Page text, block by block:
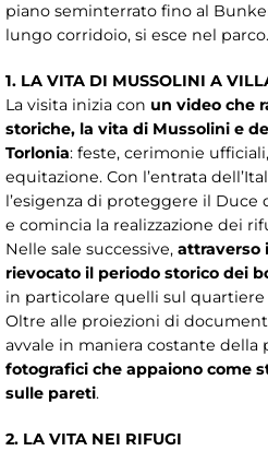
piano seminterrato fino al
lungo corridoio, si esce nel parco.
1. LA VITA DI MUSSOLINI A
La visita inizia con un video che
storiche, la vita di Mussolini e
Torlonia: feste, cerimonie
equitazione. Con l’entrata
l’esigenza di proteggere il Duce
e comincia la realizzazione dei
Nelle sale successive, attraverso
rievocato il periodo storico dei
in particolare quelli sul quartiere
Oltre alle proiezioni di
avvale in maniera costante della
fotografici che appaiono come
sulle pareti.
2. LA VITA NEI RIFUGI